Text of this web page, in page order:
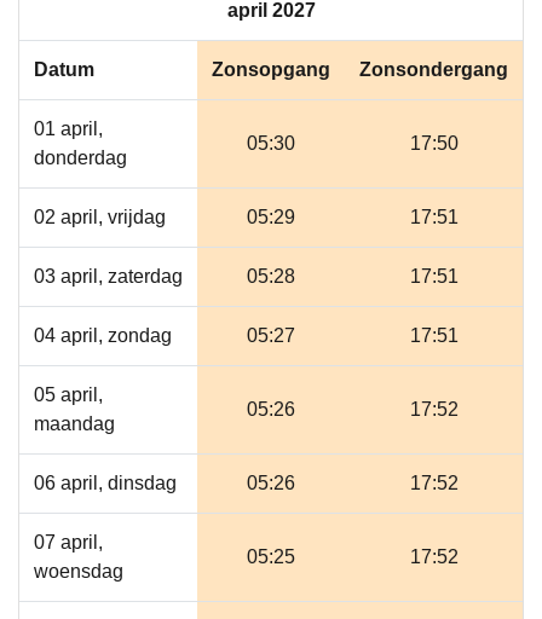
april 2027
Datum Zonsopgang Zonsondergang
01 april,
donderdag
05:30 17:50
02 april, vrijdag 05:29 17:51
03 april, zaterdag 05:28 17:51
04 april, zondag 05:27 17:51
05 april,
maandag
05:26 17:52
06 april, dinsdag 05:26 17:52
07 april,
woensdag
05:25 17:52